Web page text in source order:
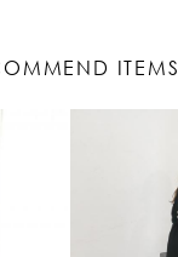
ITEMS